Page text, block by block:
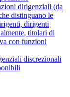
dirigenziali (da
distinguano le
dirigenti
titolari di
con funzioni
discrezionali